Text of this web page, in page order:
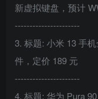
新虚拟键盘，预计
----------------------
3. 标题: 小米 13 手
件，定价 189 元
----------------------
4. 标题: 华为 Pura